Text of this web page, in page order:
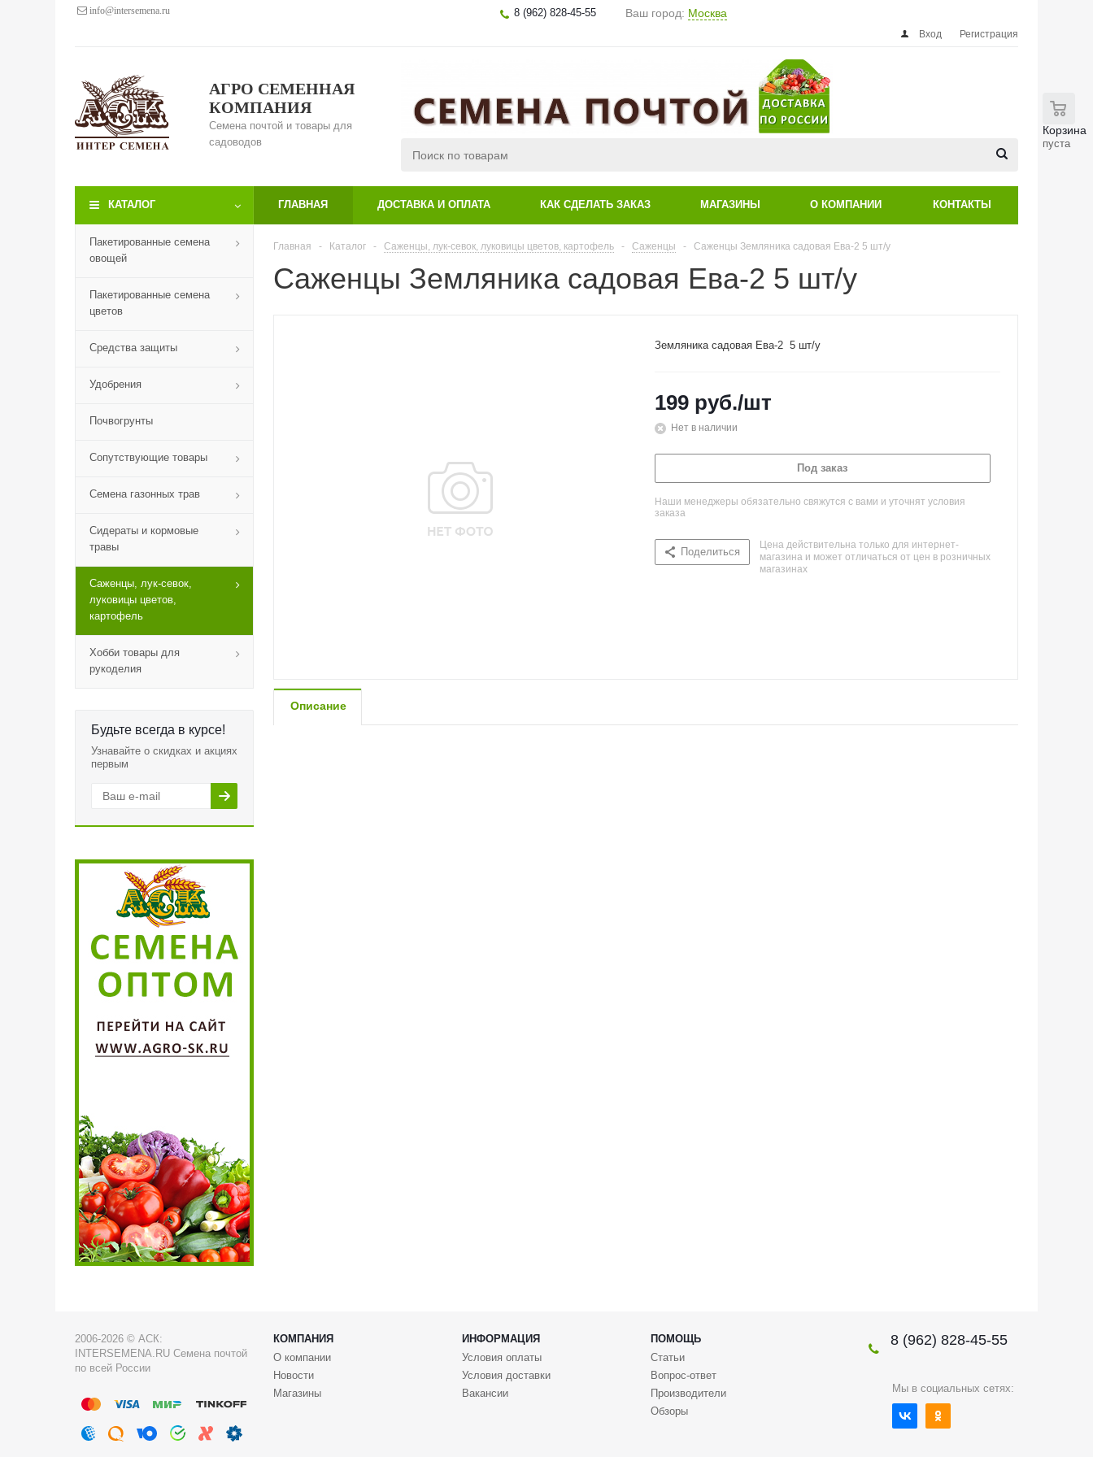
info@intersemena.ru 8 (962) 828-45-55 Ваш город: Москва
Вход Регистрация
АГРО СЕМЕННАЯ
КОМПАНИЯ
Семена почтой и товары для
садоводов
Корзина
пуста
КАТАЛОГ ГЛАВНАЯ ДОСТАВКА И ОПЛАТА КАК СДЕЛАТЬ ЗАКАЗ МАГАЗИНЫ О КОМПАНИИ КОНТАКТЫ
Пакетированные семена
овощей
Пакетированные семена
цветов
Средства защиты
Удобрения
Почвогрунты
Сопутствующие товары
Семена газонных трав
Сидераты и кормовые
травы
Саженцы, лук-севок,
луковицы цветов,
картофель
Хобби товары для
рукоделия
Будьте всегда в курсе!
Узнавайте о скидках и акциях
первым
Главная - Каталог - Саженцы, лук-севок, луковицы цветов, картофель - Саженцы - Саженцы Земляника садовая Ева-2 5 шт/у
Саженцы Земляника садовая Ева-2 5 шт/у
Земляника садовая Ева-2 5 шт/у
199 руб./шт
Нет в наличии
Под заказ
Наши менеджеры обязательно свяжутся с вами и уточнят условия
заказа
Поделиться
Цена действительна только для интернет-
магазина и может отличаться от цен в розничных
магазинах
Описание
2006-2026 © АСК:
INTERSEMENA.RU Семена почтой
по всей России
КОМПАНИЯ ИНФОРМАЦИЯ
ПОМОЩЬ
О компании
Новости
Магазины
Условия оплаты
Условия доставки
Вакансии
Статьи
Вопрос-ответ
Производители
Обзоры
8 (962) 828-45-55
Мы в социальных сетях: